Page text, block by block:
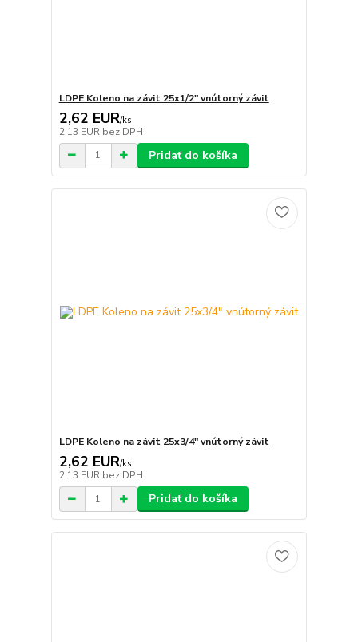
LDPE Koleno na závit 25x1/2" vnútorný závit
2,62 EUR/ks
2,13 EUR bez DPH
Pridať do košíka
LDPE Koleno na závit 25x3/4" vnútorný závit
2,62 EUR/ks
2,13 EUR bez DPH
Pridať do košíka